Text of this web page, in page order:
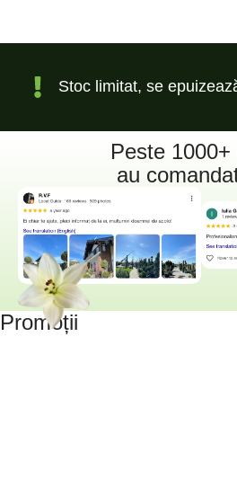
Stoc limitat, se
Peste 1000+
au
Promoții